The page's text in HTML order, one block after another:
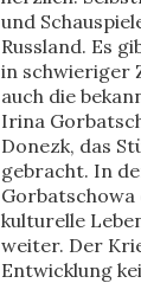
und
Russland. Es
in schwieriger
auch die
Irina
Donezk, das
gebracht. In
Gorbatschowa
kulturelle
weiter. Der
Entwicklung